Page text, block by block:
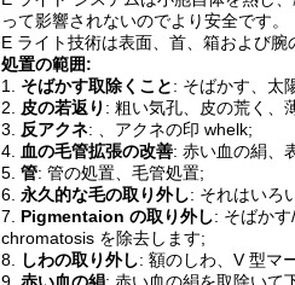
って影響されないのでより安全です。
E ライト技術は表面、首、箱および腕
処置の範囲:
1. そばかす取除くこと: そばかす、太
2.
皮の若返り : 粗い気孔、皮の荒く、
3.
反アクネ: 、アクネの印 whelk;
4.
血の毛管拡張の改善: 赤い血の絹、
5. 管: 管の処置、毛管処置;
6. 永久的な毛の取り外し: それはいろ
7. Pigmentaion の取り外し: そばか
chromatosis を除去します;
8.
しわの取り外し: 額のしわ、V 型マ